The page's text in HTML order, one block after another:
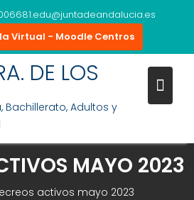
Virtual - Moodle Centros
DE LOS
Bachillerato, Adultos y
MAYO 2023
activos mayo 2023